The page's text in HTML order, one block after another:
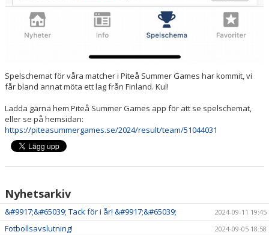
Spelschemat för våra matcher i Piteå Summer Games har kommit, vi
får bland annat möta ett lag från Finland. Kul!
Ladda gärna hem Piteå Summer Games app för att se spelschemat,
eller se på hemsidan:
https://piteasummergames.se/2024/result/team/51044031
Nyhetsarkiv
&#9917;&#65039; Tack för i år! &#9917;&#65039; 2024-09-11 19:45
Fotbollsavslutning! 2024-09-05 18:58